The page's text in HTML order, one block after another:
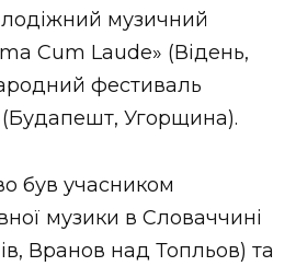
музичний
Cum Laude» (Відень,
фестиваль
(Будапешт, Угорщина).
був учасником
музики в Словаччині
Вранов над Топльов) та